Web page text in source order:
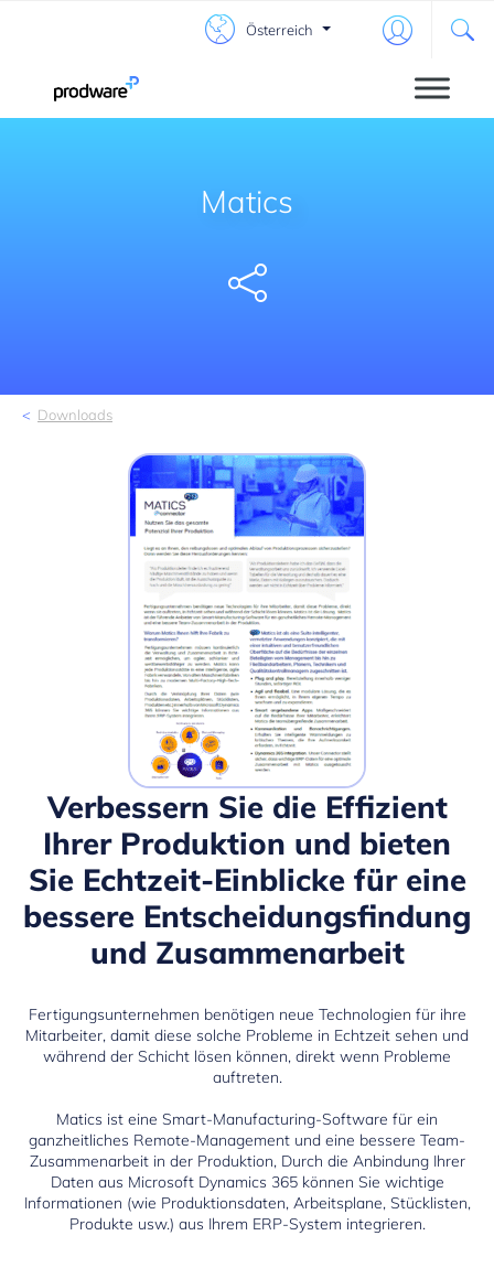
Österreich
Matics
Downloads
Verbessern Sie die Effizient
Ihrer Produktion und bieten
Sie Echtzeit-Einblicke für eine
bessere Entscheidungsfindung
und Zusammenarbeit
Fertigungsunternehmen benötigen neue Technologien für ihre
Mitarbeiter, damit diese solche Probleme in Echtzeit sehen und
während der Schicht lösen können, direkt wenn Probleme
auftreten.
Matics ist eine Smart-Manufacturing-Software für ein
ganzheitliches Remote-Management und eine bessere Team-
Zusammenarbeit in der Produktion, Durch die Anbindung Ihrer
Daten aus Microsoft Dynamics 365 können Sie wichtige
Informationen (wie Produktionsdaten, Arbeitsplane, Stücklisten,
Produkte usw.) aus Ihrem ERP-System integrieren.